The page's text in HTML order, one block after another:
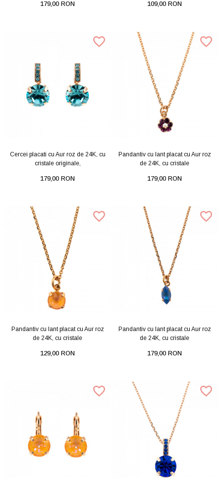
179,00 RON 109,00 RON
Cercei placati cu Aur roz de 24K, cu
cristale originale,
179,00 RON
Pandantiv cu lant placat cu Aur roz
de 24K, cu cristale
179,00 RON
Pandantiv cu lant placat cu Aur roz
de 24K, cu cristale
129,00 RON
Pandantiv cu lant placat cu Aur roz
de 24K, cu cristale
179,00 RON